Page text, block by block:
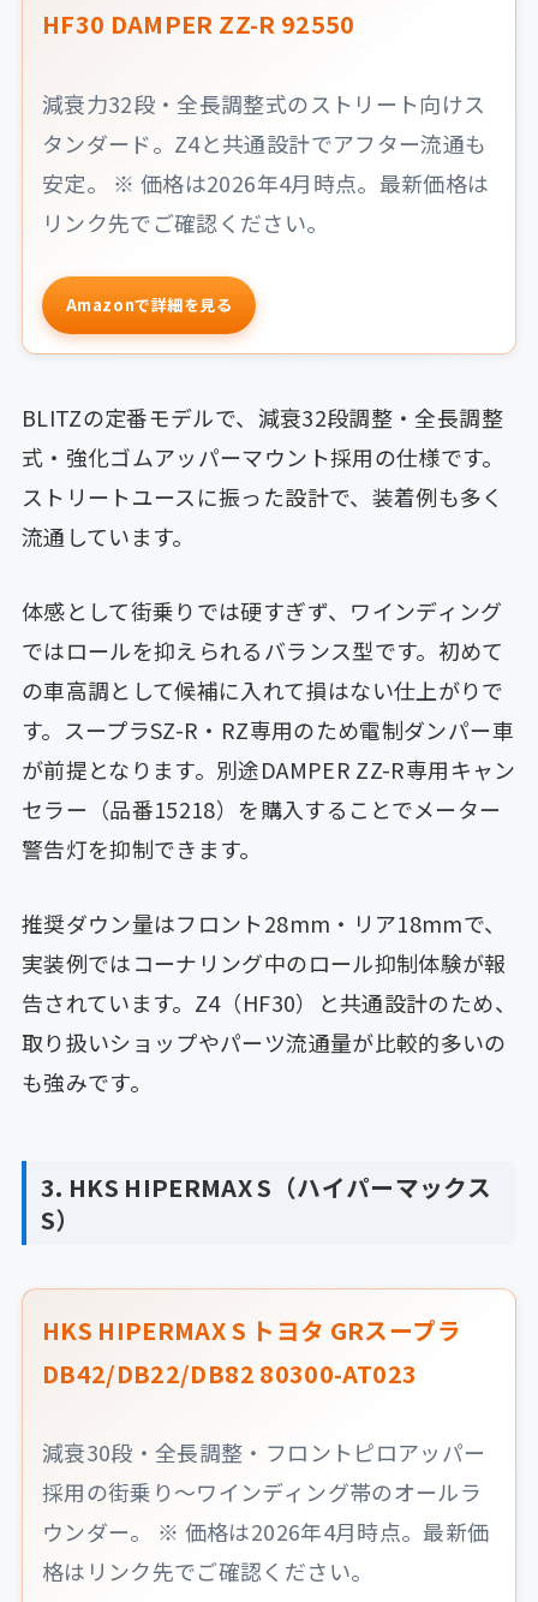
HF30 DAMPER ZZ-R 92550
減衰力32段・全長調整式のストリート向けス
タンダード。Z4と共通設計でアフター流通も
安定。 ※ 価格は2026年4月時点。最新価格は
リンク先でご確認ください。
Amazonで詳細を見る
BLITZの定番モデルで、減衰32段調整・全長調整
式・強化ゴムアッパーマウント採用の仕様です。
ストリートユースに振った設計で、装着例も多く
流通しています。
体感として街乗りでは硬すぎず、ワインディング
ではロールを抑えられるバランス型です。初めて
の車高調として候補に入れて損はない仕上がりで
す。スープラSZ-R・RZ専用のため電制ダンパー車
が前提となります。別途DAMPER ZZ-R専用キャン
セラー（品番15218）を購入することでメーター
警告灯を抑制できます。
推奨ダウン量はフロント28mm・リア18mmで、
実装例ではコーナリング中のロール抑制体験が報
告されています。Z4（HF30）と共通設計のため、
取り扱いショップやパーツ流通量が比較的多いの
も強みです。
3. HKS HIPERMAX S（ハイパーマックス
S）
HKS HIPERMAX S トヨタ GRスープラ
DB42/DB22/DB82 80300-AT023
減衰30段・全長調整・フロントピロアッパー
採用の街乗り〜ワインディング帯のオールラ
ウンダー。 ※ 価格は2026年4月時点。最新価
格はリンク先でご確認ください。